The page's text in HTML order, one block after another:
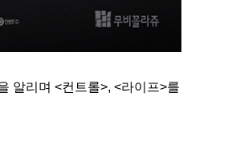
알리며 <컨트롤>, <라이프>를